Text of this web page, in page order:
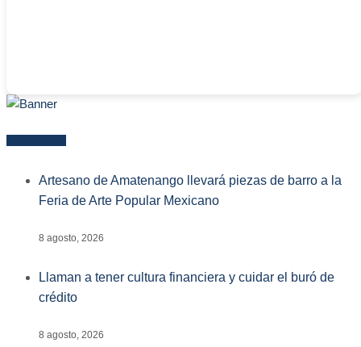
Artesano de Amatenango llevará piezas de barro a la
Feria de Arte Popular Mexicano
8 agosto, 2026
Llaman a tener cultura financiera y cuidar el buró de
crédito
8 agosto, 2026